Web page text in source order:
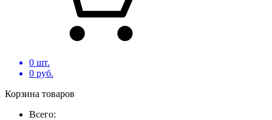
0 шт.
0 руб.
Корзина товаров
Всего: